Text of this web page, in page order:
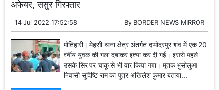
अफेयर, ससुर गिरफ्तार
14 Jul 2022 17:52:58 By BORDER NEWS MIRROR
मोतिहारी। मेहसी थाना क्षेत्र अंतर्गत दामोदरपुर गांव में एक 20
वर्षीय युवक की गला दबाकर हत्या कर दी गई। इससे पहले
उसके सिर पर चाकू से भी वार किया गया। मृतक भुसोलुआ
निवासी सुदिष्टि राम का पुत्र अखिलेश कुमार बताया...